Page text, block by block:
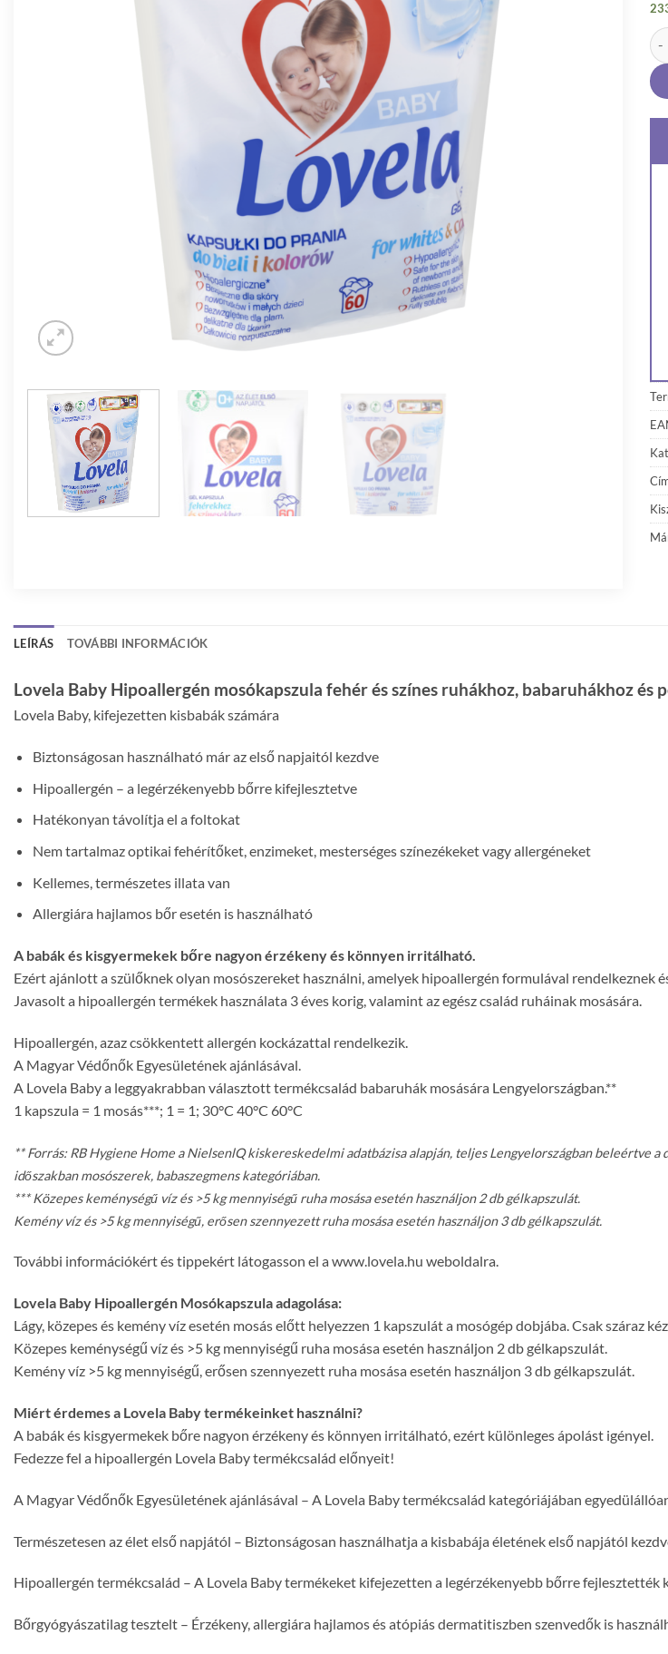
LEÍRÁS TOVÁBBI INFORMÁCIÓK
Lovela Baby Hipoallergén mosókapszula fehér és színes ruhákhoz, babaruhákhoz és
Lovela Baby, kifejezetten kisbabák számára
Biztonságosan használható már az első napjaitól kezdve
Hipoallergén – a legérzékenyebb bőrre kifejlesztetve
Hatékonyan távolítja el a foltokat
Nem tartalmaz optikai fehérítőket, enzimeket, mesterséges színezékeket vagy allergéneket
Kellemes, természetes illata van
Allergiára hajlamos bőr esetén is használható
A babák és kisgyermekek bőre nagyon érzékeny és könnyen irritálható.
Ezért ajánlott a szülőknek olyan mosószereket használni, amelyek hipoallergén formulával rendelkeznek
Javasolt a hipoallergén termékek használata 3 éves korig, valamint az egész család ruháinak mosására.
Hipoallergén, azaz csökkentett allergén kockázattal rendelkezik.
A Magyar Védőnők Egyesületének ajánlásával.
A Lovela Baby a leggyakrabban választott termékcsalád babaruhák mosására Lengyelországban.**
1 kapszula = 1 mosás***; 1 = 1; 30°C 40°C 60°C
** Forrás: RB Hygiene Home a NielsenlQ kiskereskedelmi adatbázisa alapján, teljes Lengyelországban beleértve
időszakban mosószerek, babaszegmens kategóriában.
*** Közepes keménységű víz és >5 kg mennyiségű ruha mosása esetén használjon 2 db gélkapszulát.
Kemény víz és >5 kg mennyiségű, erősen szennyezett ruha mosása esetén használjon 3 db gélkapszulát.
További információkért és tippekért látogasson el a www.lovela.hu weboldalra.
Lovela Baby Hipoallergén Mosókapszula adagolása:
Lágy, közepes és kemény víz esetén mosás előtt helyezzen 1 kapszulát a mosógép dobjába. Csak száraz
Közepes keménységű víz és >5 kg mennyiségű ruha mosása esetén használjon 2 db gélkapszulát.
Kemény víz >5 kg mennyiségű, erősen szennyezett ruha mosása esetén használjon 3 db gélkapszulát.
Miért érdemes a Lovela Baby termékeinket használni?
A babák és kisgyermekek bőre nagyon érzékeny és könnyen irritálható, ezért különleges ápolást igényel.
Fedezze fel a hipoallergén Lovela Baby termékcsalád előnyeit!
A Magyar Védőnők Egyesületének ajánlásával – A Lovela Baby termékcsalád kategóriájában
Természetesen az élet első napjától – Biztonságosan használhatja a kisbabája életének első napjától
Hipoallergén termékcsalád – A Lovela Baby termékeket kifejezetten a legérzékenyebb bőrre fejlesztették
Bőrgyógyászatilag tesztelt – Érzékeny, allergiára hajlamos és atópiás dermatitiszben szenvedők is